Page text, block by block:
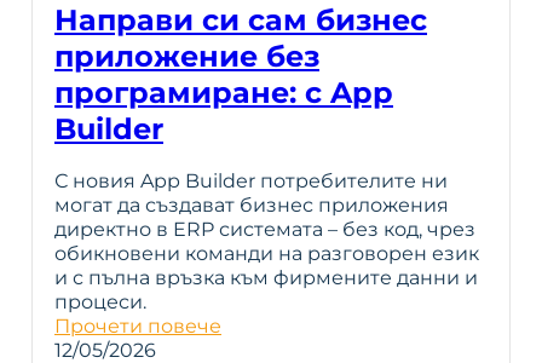
Направи си сам бизнес
приложение без
програмиране: с App
Builder
С новия App Builder потребителите ни
могат да създават бизнес приложения
директно в ERP системата – без код, чрез
обикновени команди на разговорен език
и с пълна връзка към фирмените данни и
процеси.
Прочети повече
12/05/2026